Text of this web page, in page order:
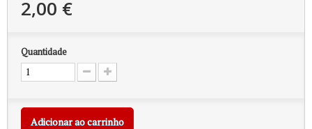
2,00 €
Quantidade
Adicionar ao carrinho